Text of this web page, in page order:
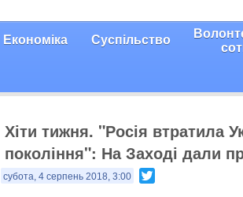
Економіка Суспільство
Хіти тижня. "Росія втратила
покоління": На Заході дали
субота, 4 серпень 2018, 3:00